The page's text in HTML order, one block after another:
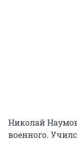
Николай
военного.